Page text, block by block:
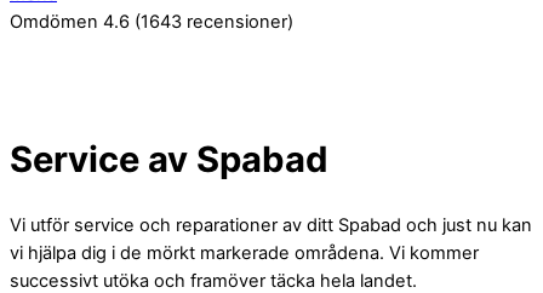
Omdömen 4.6 (1643 recensioner)
Service av Spabad
Vi utför service och reparationer av ditt Spabad och just nu kan
vi hjälpa dig i de mörkt markerade områdena. Vi kommer
successivt utöka och framöver täcka hela landet.